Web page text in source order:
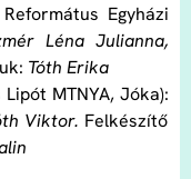
Egyházi
Léna Julianna,
Tóth Erika
MTNYA, Jóka):
Viktor. Felkészítő